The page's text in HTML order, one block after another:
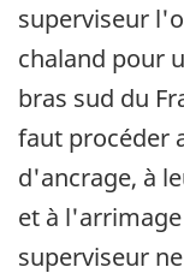
superviseur
chaland pour
bras sud du
faut procéder
d'ancrage, à
et à
superviseur